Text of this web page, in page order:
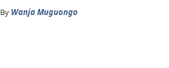
By Wanja Muguongo